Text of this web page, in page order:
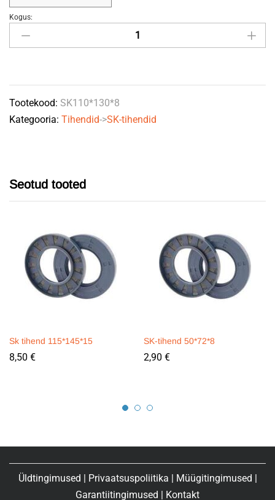
Sk-
tihend
Kogus:
Tootekood: SK110*130*8
Kategooria: Tihendid->SK-tihendid
Seotud tooted
Sk tihend 115*145*15
8,50 €
SK-tihend 50*72*8
2,90 €
Üldtingimused Privaatsuspoliitika Müügitingimused
Garantiitingimused
Kontakt